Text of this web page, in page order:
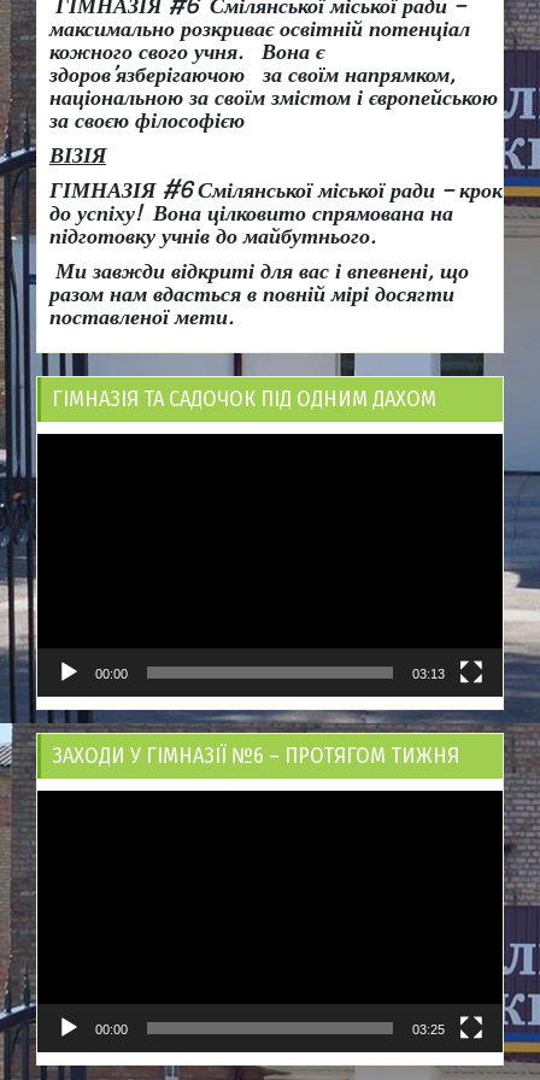
максимально розкриває освітній потенціал
кожного свого учня.
Вона є
здоров’язберігаючою за своїм напрямком,
національною за своїм змістом і європейською
за своєю філософією
ВІЗІЯ
ГІМНАЗІЯ #6 Смілянської міської ради – крок
до успіху! Вона цілковито спрямована на
підготовку учнів до майбутнього.
Ми завжди відкриті для вас і впевнені, що
разом нам вдасться в повній мірі досягти
поставленої мети.
ГІМНАЗІЯ ТА САДОЧОК ПІД ОДНИМ ДАХОМ
00:00 03:13
ЗАХОДИ У ГІМНАЗІЇ №6 – ПРОТЯГОМ ТИЖНЯ
00:00 03:25